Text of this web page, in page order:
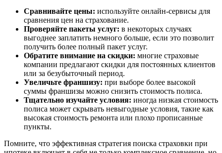
Сравнивайте цены: используйте онлайн-сервисы для
сравнения цен на страхование.
Проверяйте пакеты услуг: в некоторых случаях
выгоднее заплатить немного больше, если это позволит
получить более полный пакет услуг.
Обратите внимание на скидки: многие страховые
компании предлагают скидки для постоянных клиентов
или за безубыточный период.
Увеличьте франшизу: при выборе более высокой
суммы франшизы можно снизить стоимость полиса.
Тщательно изучайте условия: иногда низкая стоимость
полиса может скрывать невыгодные условия, такие как
высокая стоимость ремонта или плохо прописанные
пункты.
Помните, что эффективная стратегия поиска страховки при